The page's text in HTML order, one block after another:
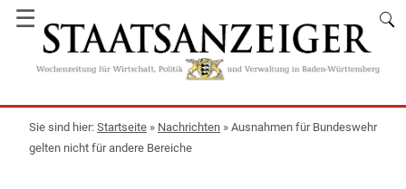
☰
Startseite » Nachrichten » Ausnahmen für Bundeswehr
gelten nicht für andere Bereiche